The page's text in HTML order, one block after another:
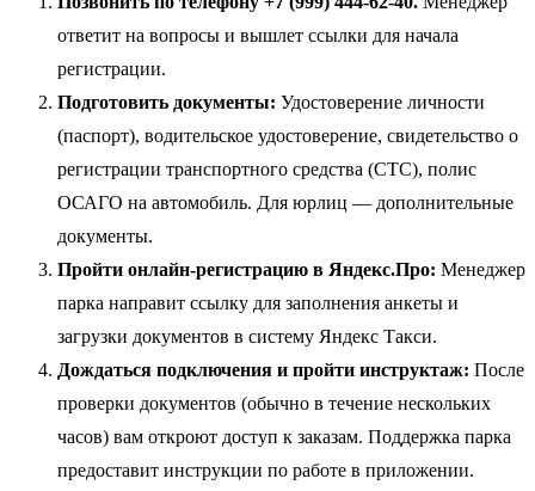
ответит на вопросы и вышлет ссылки для начала
регистрации.
Подготовить документы: Удостоверение личности
(паспорт), водительское удостоверение, свидетельство о
регистрации транспортного средства (СТС), полис
ОСАГО на автомобиль. Для юрлиц — дополнительные
документы.
Пройти онлайн-регистрацию в Яндекс.Про: Менеджер
парка направит ссылку для заполнения анкеты и
загрузки документов в систему Яндекс Такси.
Дождаться подключения и пройти инструктаж: После
проверки документов (обычно в течение нескольких
часов) вам откроют доступ к заказам. Поддержка парка
предоставит инструкции по работе в приложении.